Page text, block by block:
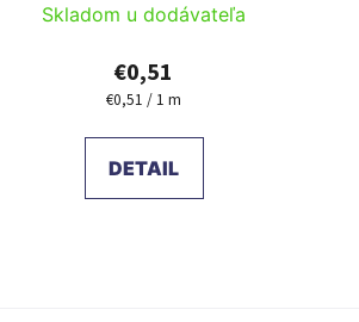
Skladom u dodávateľa
€0,51
Jednotková
€0,51 / 1 m
DETAIL